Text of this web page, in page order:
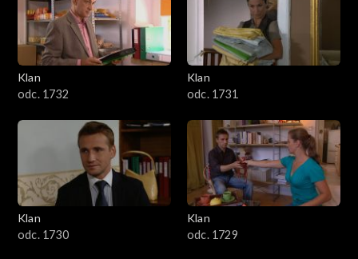
Klan
odc. 1732
Klan
odc. 1731
Klan
odc. 1730
Klan
odc. 1729